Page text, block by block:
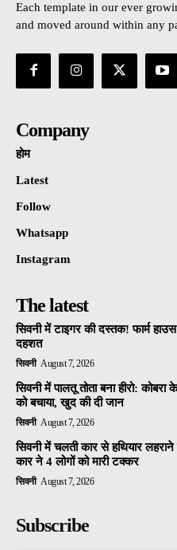
Each template in our ever
and moved around within any
Company
होम
Latest
Follow
Whatsapp
Instagram
The latest
सिवनी में टाइगर की दस्तक! फार्म
दहशत
सिवनी August 7, 2026
सिवनी में पालतू तोता बना हीरो:
को बचाया, खुद की दी जान
सिवनी August 7, 2026
सिवनी में चलती कार से हथियार
कार ने 4 लोगों को मारी टक्कर
सिवनी August 7, 2026
Subscribe